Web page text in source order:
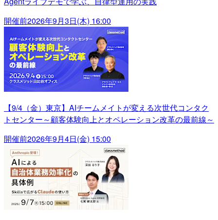
開催前2026年9月3日(木) 16:00
【9/4（金）東京】AIチームメイトが変える次世代コンタク
トセンター～顧客体験向上とオペレーション改革の最前線～
開催前2026年9月4日(金) 15:00